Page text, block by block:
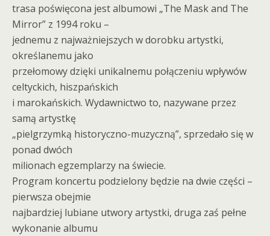
trasa poświęcona jest albumowi „The Mask and The
Mirror” z 1994 roku –
jednemu z najważniejszych w dorobku artystki,
określanemu jako
przełomowy dzięki unikalnemu połączeniu wpływów
celtyckich, hiszpańskich
i marokańskich. Wydawnictwo to, nazywane przez
samą artystkę
„pielgrzymką historyczno-muzyczną”, sprzedało się w
ponad dwóch
milionach egzemplarzy na świecie.
Program koncertu podzielony będzie na dwie części –
pierwsza obejmie
najbardziej lubiane utwory artystki, druga zaś pełne
wykonanie albumu